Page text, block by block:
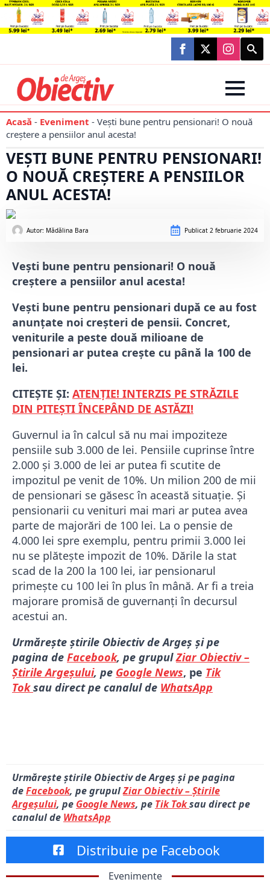
Search
for:
Acasă - Eveniment - Vești bune pentru pensionari! O nouă
creștere a pensiilor anul acesta!
VEȘTI BUNE PENTRU PENSIONARI!
O NOUĂ CREȘTERE A PENSIILOR
ANUL ACESTA!
Autor: Mădălina Bara Publicat 2 februarie 2024
Vești bune pentru pensionari! O nouă
creștere a pensiilor anul acesta!
Vești bune pentru pensionari după ce au fost
anunțate noi creșteri de pensii. Concret,
veniturile a peste două milioane de
pensionari ar putea creşte cu până la 100 de
lei.
CITEȘTE ȘI: ATENȚIE! INTERZIS PE STRĂZILE
DIN PITEȘTI ÎNCEPÂND DE ASTĂZI!
Guvernul ia în calcul să nu mai impoziteze
pensiile sub 3.000 de lei. Pensiile cuprinse între
2.000 și 3.000 de lei ar putea fi scutite de
impozitul pe venit de 10%. Un milion 200 de mii
de pensionari se găsesc în această situaţie. Și
pensionarii cu venituri mai mari ar putea avea
parte de majorări de 100 lei. La o pensie de
4.000 lei spre exemplu, pentru primii 3.000 lei
nu se plătește impozit de 10%. Dările la stat
scad de la 200 la 100 lei, iar pensionarul
primește cu 100 lei în plus în mână. Ar fi a treia
majorare promisă de guvernanți în decursul
acestui an.
Urmărește știrile Obiectiv de Argeș și pe
pagina de Facebook, pe grupulZiar Obiectiv –
Știrile Argeșului, pe Google News, pe Tik
Toksau direct pe canalul de WhatsApp
Urmărește știrile Obiectiv de Argeș și pe pagina
deFacebook, pe grupulZiar Obiectiv – Știrile
Argeșului, pe Google News, pe Tik Toksau direct pe
canalul de WhatsApp
Distribuie pe Facebook
Evenimente